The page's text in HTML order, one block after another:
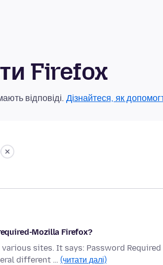
Firefox
відповіді. Дізнайтеся, як
Mozilla Firefox?
sites. It says: Password
different … (читати далі)